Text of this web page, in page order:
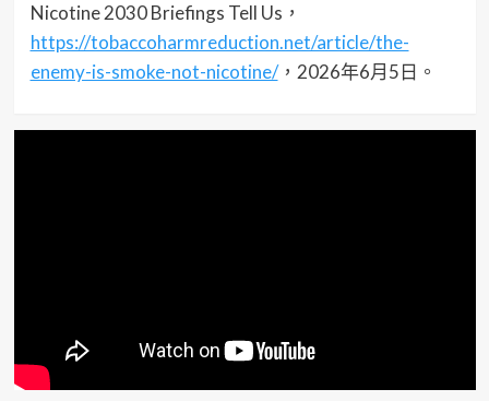
Nicotine 2030 Briefings Tell Us，
https://tobaccoharmreduction.net/article/the-
enemy-is-smoke-not-nicotine/，2026年6月5日。